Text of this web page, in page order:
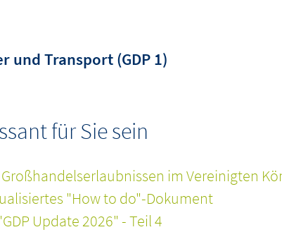
und Transport (GDP 1)
für Sie sein
im Vereinigten
"How to do"-Dokument
Update 2026" - Teil 4